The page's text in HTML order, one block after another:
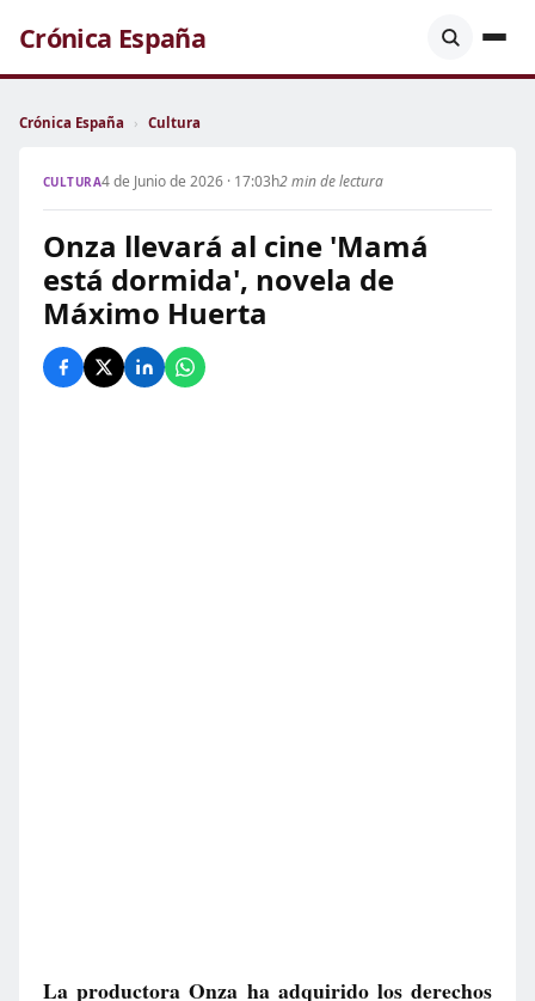
Crónica España
Crónica España › Cultura
CULTURA4 de Junio de 2026 · 17:03h2 min de lectura
Onza llevará al cine 'Mamá
está dormida', novela de
Máximo Huerta
La productora Onza ha adquirido los derechos